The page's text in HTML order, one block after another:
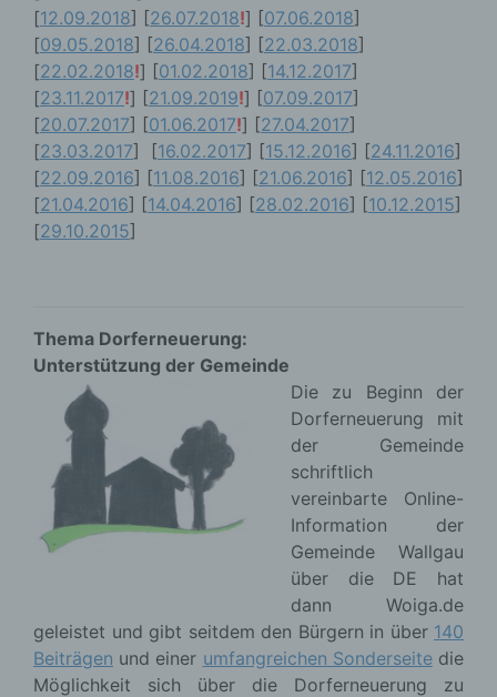
[12.09.2018] [26.07.2018!] [07.06.2018]
[09.05.2018] [26.04.2018] [22.03.2018]
[22.02.2018!] [01.02.2018] [14.12.2017]
[23.11.2017!] [21.09.2019!] [07.09.2017]
[20.07.2017] [01.06.2017!] [27.04.2017]
[23.03.2017] [16.02.2017] [15.12.2016] [24.11.2016]
[22.09.2016] [11.08.2016] [21.06.2016] [12.05.2016]
[21.04.2016] [14.04.2016] [28.02.2016] [10.12.2015]
[29.10.2015]
Thema Dorferneuerung:
Unterstützung der Gemeinde
Die zu Beginn der
Dorferneuerung mit
der Gemeinde
schriftlich
vereinbarte Online-
Information der
Gemeinde Wallgau
über die DE hat
dann Woiga.de
geleistet und gibt seitdem den Bürgern in über 140
Beiträgen und einer umfangreichen Sonderseitedie
Möglichkeit sich über die Dorferneuerung zu